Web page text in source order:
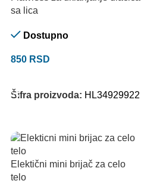
sa lica
Dostupno
850 RSD
Šifra proizvoda: HL34929922
Elektični mini brijač za celo
telo